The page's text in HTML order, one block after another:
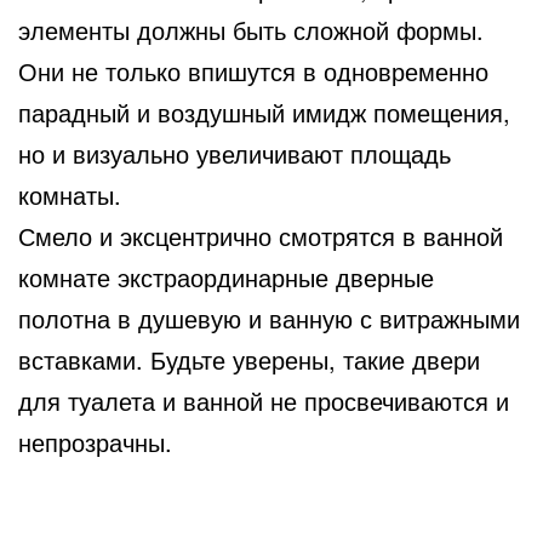
элементы должны быть сложной формы.
Они не только впишутся в одновременно
парадный и воздушный имидж помещения,
но и визуально увеличивают площадь
комнаты.
Смело и эксцентрично смотрятся в ванной
комнате экстраординарные дверные
полотна в душевую и ванную с витражными
вставками. Будьте уверены, такие двери
для туалета и ванной не просвечиваются и
непрозрачны.